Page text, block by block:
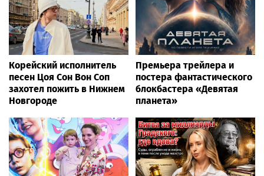
Корейский исполнитель
песен Цоя Сон Вон Соп
захотел пожить в Нижнем
Новгороде
Премьера трейлера и
постера фантастического
блокбастера «Девятая
планета»